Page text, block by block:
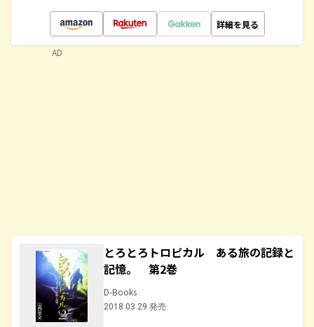
詳細を見る
とろとろトロピカル ある旅の記録と
記憶。 第2巻
D-Books
2018.03.29 発売
AD